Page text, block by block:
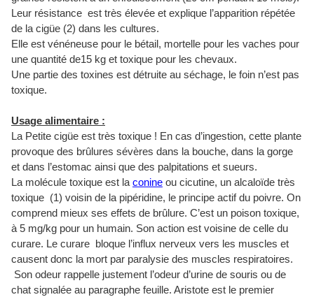
Leur résistance est très élevée et explique l’apparition répétée
de la cigüe (2) dans les cultures.
Elle est vénéneuse pour le bétail, mortelle pour les vaches pour
une quantité de15 kg et toxique pour les chevaux.
Une partie des toxines est détruite au séchage, le foin n’est pas
toxique.
Usage alimentaire :
La Petite cigüe est très toxique ! En cas d’ingestion, cette plante
provoque des brûlures sévères dans la bouche, dans la gorge
et dans l’estomac ainsi que des palpitations et sueurs.
La molécule toxique est la conine ou cicutine, un alcaloïde très
toxique (1) voisin de la pipéridine, le principe actif du poivre. On
comprend mieux ses effets de brûlure. C’est un poison toxique,
à 5 mg/kg pour un humain. Son action est voisine de celle du
curare. Le curare bloque l’influx nerveux vers les muscles et
causent donc la mort par paralysie des muscles respiratoires.
Son odeur rappelle justement l’odeur d’urine de souris ou de
chat signalée au paragraphe feuille. Aristote est le premier